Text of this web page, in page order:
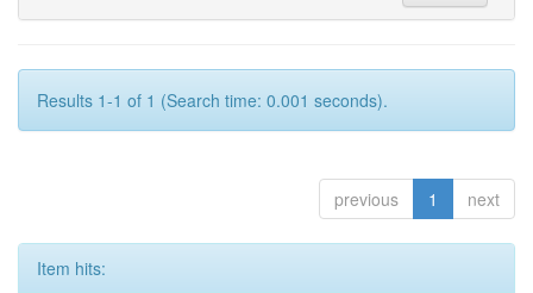
Results 1-1 of 1 (Search time: 0.001 seconds).
previous 1 next
Item hits: